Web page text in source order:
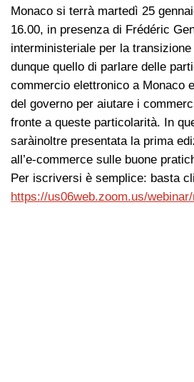
Monaco si terrà martedì 25
16.00, in presenza di Frédéric
interministeriale per la transizione
dunque quello di parlare delle
commercio elettronico a Monaco
del governo per aiutare i
fronte a queste particolarità. In
saràinoltre presentata la prima
all’e-commerce sulle buone
Per iscriversi è semplice: basta
https://us06web.zoom.us/